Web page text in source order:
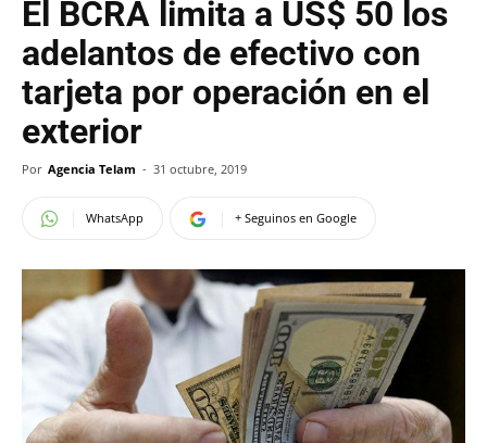
El BCRA limita a US$ 50 los
adelantos de efectivo con
tarjeta por operación en el
exterior
Por Agencia Telam - 31 octubre, 2019
WhatsApp + Seguinos en Google